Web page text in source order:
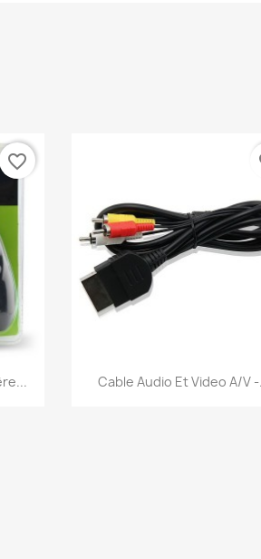
favorite_border
Aperçu rapide
Cable Audio Et Video A/V -